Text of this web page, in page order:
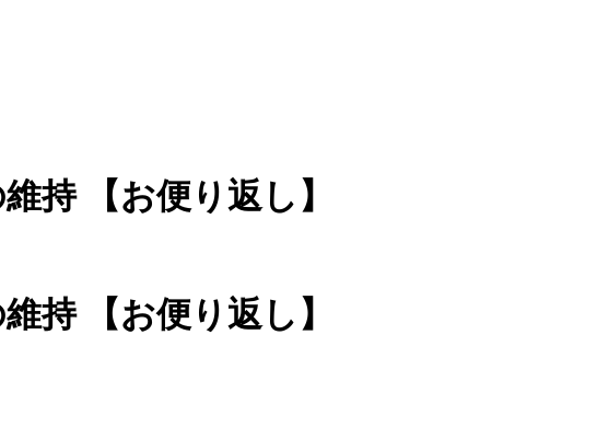
持 【お便り返し】
持 【お便り返し】